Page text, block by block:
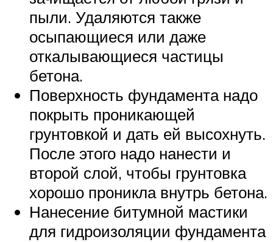
пыли. Удаляются также
осыпающиеся или даже
откалывающиеся частицы
бетона.
Поверхность фундамента надо
покрыть проникающей
грунтовкой и дать ей высохнуть.
После этого надо нанести и
второй слой, чтобы грунтовка
хорошо проникла внутрь бетона.
Нанесение битумной мастики
для гидроизоляции фундамента